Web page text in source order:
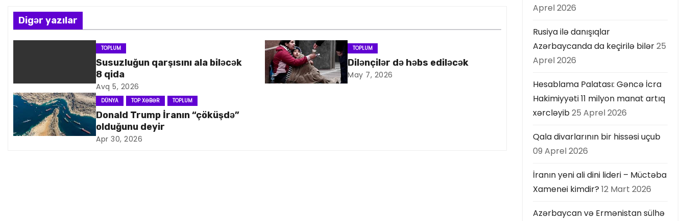
z
ı
v
q
Digər yazılar
TOPLUM
Susuzluğun qarşısını ala biləcək
8 qida
Avq 5, 2026
TOPLUM
Dilənçilər də həbs ediləcək
May 7, 2026
DÜNYA TOP XƏBƏR TOPLUM
Donald Trump İranın “çöküşdə”
olduğunu deyir
Apr 30, 2026
Aprel 2026
Rusiya ilə danışıqlar
Azərbaycanda da keçirilə bilər25
Aprel 2026
Hesablama Palatası: Gəncə İcra
Hakimiyyəti 11 milyon manat artıq
xərcləyib25 Aprel 2026
Qala divarlarının bir hissəsi uçub
09 Aprel 2026
İranın yeni ali dini lideri – Müctəba
Xamenei kimdir? 12 Mart 2026
Azərbaycan və Ermənistan sülhə